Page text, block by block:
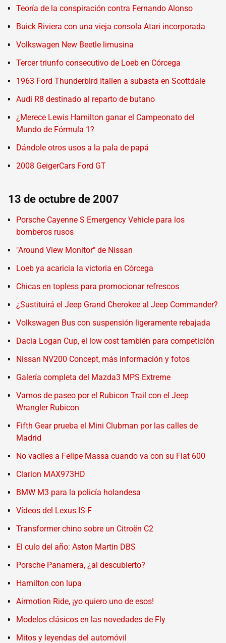
Teoría de la conspiración contra Fernando Alonso
Buick Riviera con una vieja consola Atari incorporada
Volkswagen New Beetle limusina
Tercer triunfo consecutivo de Loeb en Córcega
1963 Ford Thunderbird Italien a subasta en Scottdale
Audi R8 destinado al reparto de butano
¿Merece Lewis Hamilton ganar el Campeonato del
Mundo de Fórmula 1?
Dándole otros usos a la pala de papá
2008 GeigerCars Ford GT
13 de octubre de 2007
Porsche Cayenne S Emergency Vehicle para los
bomberos rusos
"Around View Monitor" de Nissan
Loeb ya acaricia la victoria en Córcega
Chicas en topless para promocionar refrescos
¿Sustituirá el Jeep Grand Cherokee al Jeep Commander?
Volkswagen Bus con suspensión ligeramente rebajada
Dacia Logan Cup, el low cost también para competición
Nissan NV200 Concept, más información y fotos
Galería completa del Mazda3 MPS Extreme
Vamos de paseo por el Rubicon Trail con el Jeep
Wrangler Rubicon
Fifth Gear prueba el Mini Clubman por las calles de
Madrid
No vaciles a Felipe Massa cuando va con su Fiat 600
Clarion MAX973HD
BMW M3 para la policía holandesa
Vídeos del Lexus IS-F
Transformer chino sobre un Citroën C2
El culo del año: Aston Martin DBS
Porsche Panamera, ¿al descubierto?
Hamilton con lupa
Airmotion Ride, ¡yo quiero uno de esos!
Modelos clásicos en las novedades de Fly
Mitos y leyendas del automóvil